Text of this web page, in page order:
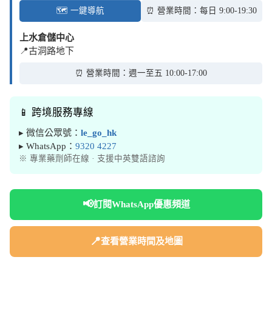
🗺️ 一鍵導航 ⏰ 營業時間：每日 9:00-19:30
上水倉儲中心
📍古洞路地下
⏰ 營業時間：週一至五 10:00-17:00
📱 跨境服務專線
▸ 微信公眾號： le_go_hk
▸ WhatsApp： 9320 4227
※ 專業藥劑師在線 · 支援中英雙語諮詢
📢訂閱WhatsApp優惠頻道
📍查看營業時間及地圖